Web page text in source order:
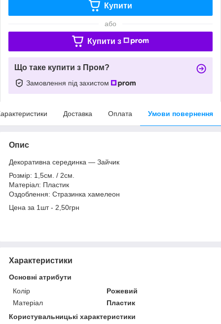
Купити
або
Купити з
Що таке купити з Пром?
Замовлення під захистом
Доставка Оплата Умови повернення
Опис
Декоративна серединка — Зайчик
Розмір: 1,5см. / 2см.
Матеріал: Пластик
Оздоблення: Стразинка хамелеон
Цена за 1шт - 2,50грн
Характеристики
Основні атрибути
Колір
Рожевий
Матеріал
Пластик
Користувальницькі характеристики